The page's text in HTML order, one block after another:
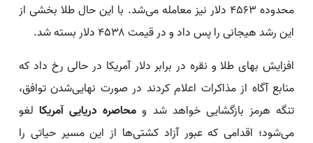
محدوده ۴۵۶۳ دلار نیز معامله می‌شد. با این حال طلا بخشی از
این رشد هیجانی را پس داد و در قیمت ۴۵۳۸ دلار بسته شد.
افزایش بهای طلا و نقره در برابر دلار آمریکا در حالی رخ داد که
منابع آگاه از مذاکرات اعلام کردند در صورت نهایی‌شدن توافق،
تنگه هرمز بازگشایی خواهد شد و محاصره دریایی آمریکالغو
می‌شود؛ اقدامی که عبور آزاد کشتی‌ها از این مسیر حیاتی را